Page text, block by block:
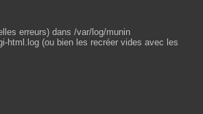
erreurs) dans /var/log/munin
html.log (ou bien les recréer vides avec les